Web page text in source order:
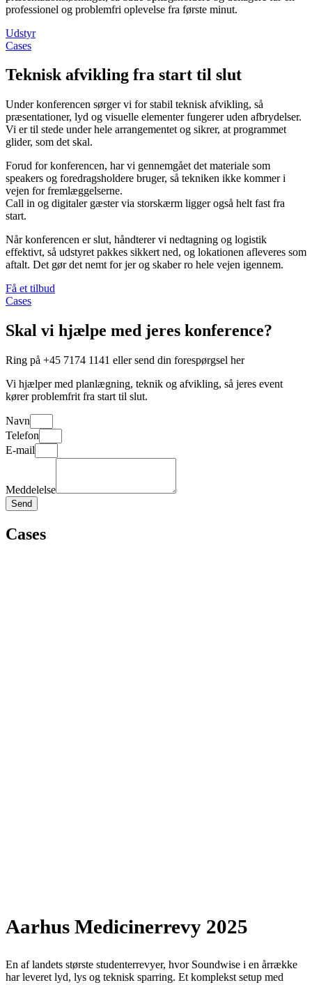
professionel og problemfri oplevelse fra første minut.
Udstyr
Cases
Teknisk afvikling fra start til slut
Under konferencen sørger vi for stabil teknisk afvikling, så
præsentationer, lyd og visuelle elementer fungerer uden afbrydelser.
Vi er til stede under hele arrangementet og sikrer, at programmet
glider, som det skal.
Forud for konferencen, har vi gennemgået det materiale som
speakers og foredragsholdere bruger, så tekniken ikke kommer i
vejen for fremlæggelserne.
Call in og digitaler gæster via storskærm ligger også helt fast fra
start.
Når konferencen er slut, håndterer vi nedtagning og logistik
effektivt, så udstyret pakkes sikkert ned, og lokationen afleveres som
aftalt. Det gør det nemt for jer og skaber ro hele vejen igennem.
Få et tilbud
Cases
Skal vi hjælpe med jeres konference?
Ring på +45 7174 1141 eller send din forespørgsel her
Vi hjælper med planlægning, teknik og afvikling, så jeres event
kører problemfrit fra start til slut.
Navn
Telefon
E-mail
Meddelelse
Send
Cases
Aarhus Medicinerrevy 2025
En af landets største studenterrevyer, hvor Soundwise i en årrække
har leveret lyd, lys og teknisk sparring. Et komplekst setup med